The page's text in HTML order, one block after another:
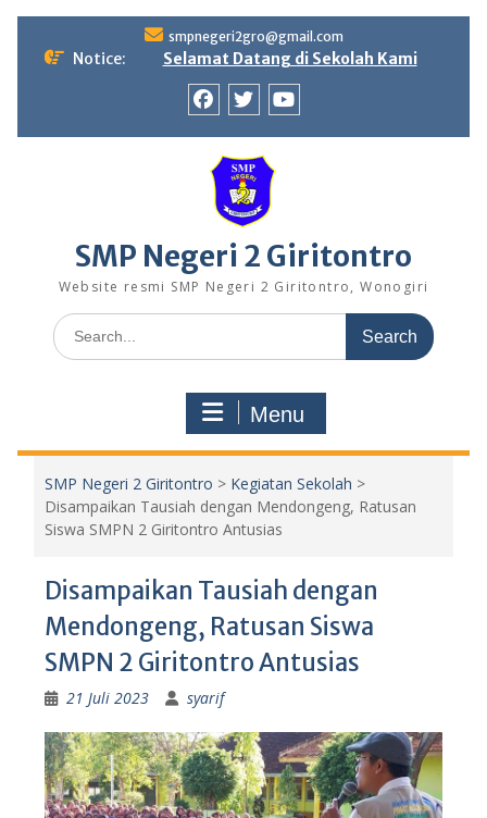
to
smpnegeri2gro@gmail.com
Notice: Selamat Datang di Sekolah Kami
SMP Negeri 2 Giritontro
Website resmi SMP Negeri 2 Giritontro, Wonogiri
Search
for:
Menu
SMP Negeri 2 Giritontro > Kegiatan Sekolah >
Disampaikan Tausiah dengan Mendongeng, Ratusan
Siswa SMPN 2 Giritontro Antusias
Disampaikan Tausiah dengan
Mendongeng, Ratusan Siswa
SMPN 2 Giritontro Antusias
21 Juli 2023 syarif